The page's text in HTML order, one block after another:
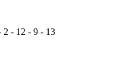
2 - 12 - 9 - 13